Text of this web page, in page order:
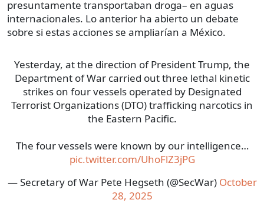
presuntamente transportaban droga– en aguas
internacionales. Lo anterior ha abierto un debate
sobre si estas acciones se ampliarían a México.
Yesterday, at the direction of President Trump, the
Department of War carried out three lethal kinetic
strikes on four vessels operated by Designated
Terrorist Organizations (DTO) trafficking narcotics in
the Eastern Pacific.
The four vessels were known by our intelligence…
pic.twitter.com/UhoFlZ3jPG
— Secretary of War Pete Hegseth (@SecWar) October
28, 2025